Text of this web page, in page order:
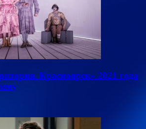
Красноярск» 2021 года